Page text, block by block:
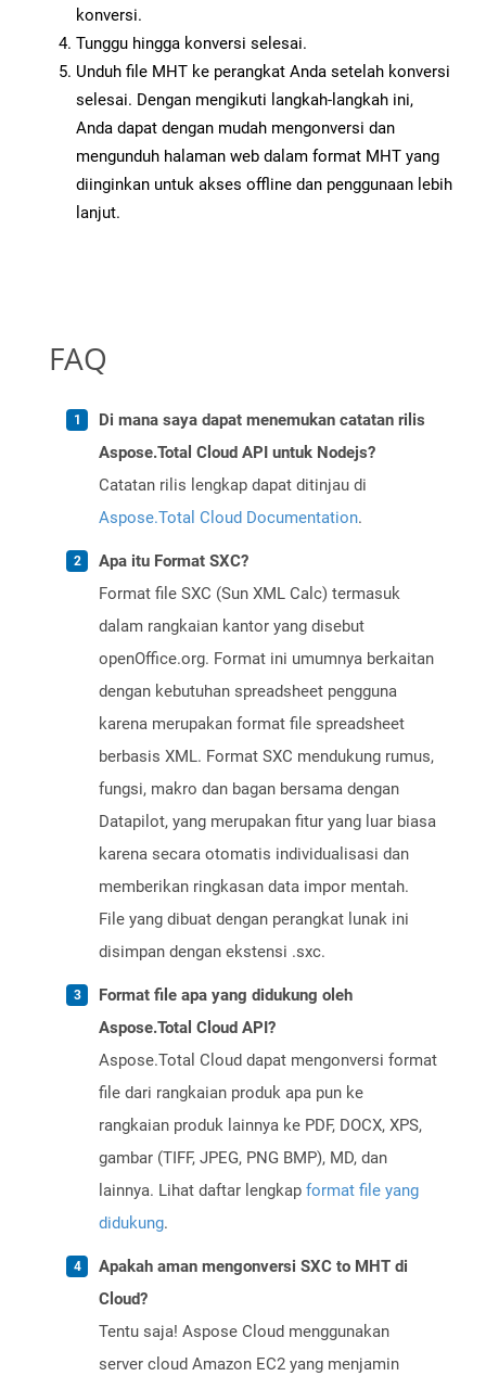
konversi.
Tunggu hingga konversi selesai.
Unduh file MHT ke perangkat Anda setelah konversi
selesai. Dengan mengikuti langkah-langkah ini,
Anda dapat dengan mudah mengonversi dan
mengunduh halaman web dalam format MHT yang
diinginkan untuk akses offline dan penggunaan lebih
lanjut.
FAQ
Di mana saya dapat menemukan catatan rilis
Aspose.Total Cloud API untuk Nodejs?
Catatan rilis lengkap dapat ditinjau di
Aspose.Total Cloud Documentation.
Apa itu Format SXC?
Format file SXC (Sun XML Calc) termasuk
dalam rangkaian kantor yang disebut
openOffice.org. Format ini umumnya berkaitan
dengan kebutuhan spreadsheet pengguna
karena merupakan format file spreadsheet
berbasis XML. Format SXC mendukung rumus,
fungsi, makro dan bagan bersama dengan
Datapilot, yang merupakan fitur yang luar biasa
karena secara otomatis individualisasi dan
memberikan ringkasan data impor mentah.
File yang dibuat dengan perangkat lunak ini
disimpan dengan ekstensi .sxc.
Format file apa yang didukung oleh
Aspose.Total Cloud API?
Aspose.Total Cloud dapat mengonversi format
file dari rangkaian produk apa pun ke
rangkaian produk lainnya ke PDF, DOCX, XPS,
gambar (TIFF, JPEG, PNG BMP), MD, dan
lainnya. Lihat daftar lengkap format file yang
didukung.
Apakah aman mengonversi SXC to MHT di
Cloud?
Tentu saja! Aspose Cloud menggunakan
server cloud Amazon EC2 yang menjamin